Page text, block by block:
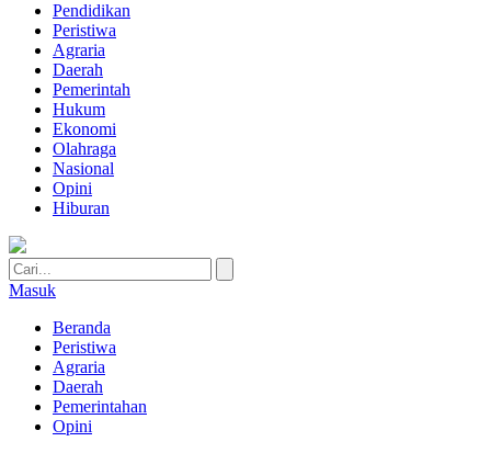
Pendidikan
Peristiwa
Agraria
Daerah
Pemerintah
Hukum
Ekonomi
Olahraga
Nasional
Opini
Hiburan
Masuk
Beranda
Peristiwa
Agraria
Daerah
Pemerintahan
Opini